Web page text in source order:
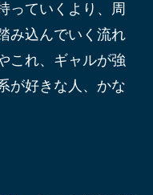
っていくより、周
み込んでいく流れ
これ、ギャルが強
が好きな人、かな